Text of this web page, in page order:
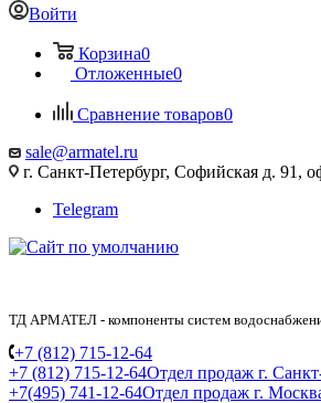
Войти
Корзина0
Отложенные0
Сравнение товаров0
sale@armatel.ru
г. Санкт-Петербург, Софийская д. 91,
Telegram
ТД АРМАТЕЛ - компоненты систем
+7 (812) 715-12-64
+7 (812) 715-12-64Отдел продаж г.
+7(495) 741-12-64Отдел продаж г.